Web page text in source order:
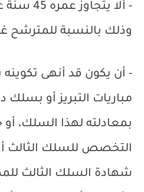
- ألا
وذلك بالنسبة للمترشح
- أن يكون قد أنهى
مباريات التبريز أو
بمعادلته لهذا السلك،
التخصص للسلك الثالث أو
شهادة السلك الثالث